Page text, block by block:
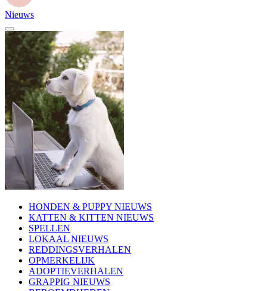
Nieuws
HONDEN & PUPPY NIEUWS
KATTEN & KITTEN NIEUWS
SPELLEN
LOKAAL NIEUWS
REDDINGSVERHALEN
OPMERKELIJK
ADOPTIEVERHALEN
GRAPPIG NIEUWS